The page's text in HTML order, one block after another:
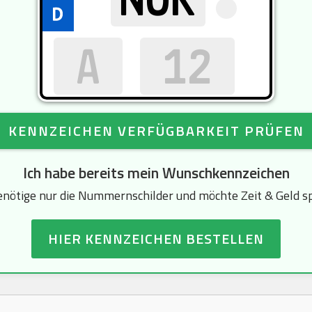
KENNZEICHEN VERFÜGBARKEIT PRÜFEN
Ich habe bereits mein Wunschkennzeichen
nur die Nummernschilder und möchte Zeit & Geld
HIER KENNZEICHEN BESTELLEN